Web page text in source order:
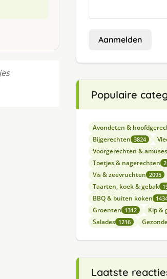
Aanmelden
Populaire
Avondeten &
Bijgerechten 3824
Voorgerechten & amuses
Toetjes & nagerechten
Vis & zeevruchten 2095
Taarten, koek & gebak
BBQ & buiten koken
Groenten 1312 Kip &
Salades 1216
Laatste